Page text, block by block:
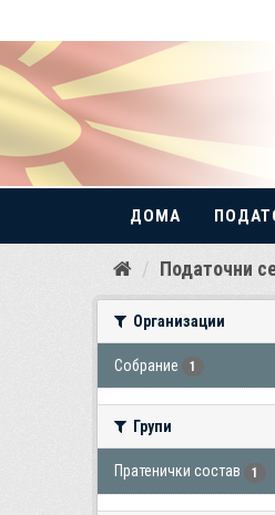
Прескокнете
ДОМА
Податочни
Организации
Собрание 1
Групи
Пратенички состав 1